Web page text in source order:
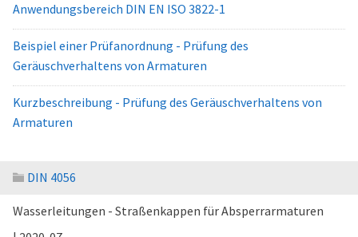
Anwendungsbereich DIN EN ISO 3822-1
Beispiel einer Prüfanordnung - Prüfung des
Geräuschverhaltens von Armaturen
Kurzbeschreibung - Prüfung des Geräuschverhaltens von
Armaturen
DIN 4056
Wasserleitungen - Straßenkappen für Absperrarmaturen